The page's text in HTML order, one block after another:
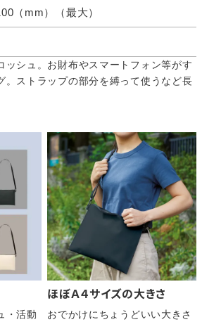
（mm）（最大）
ッシュ。お財布やスマートフォン等がす
。ストラップの部分を縛って使うなど長
・活動
ほぼＡ４サイズの大きさ
おでかけにちょうどいい大きさ